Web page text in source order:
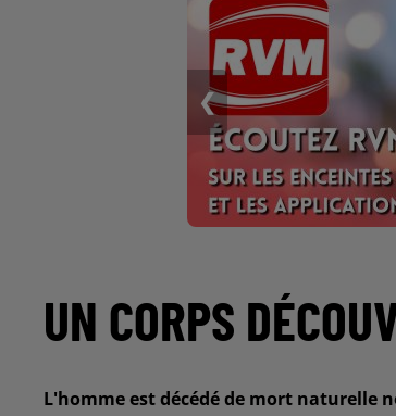
❮
UN CORPS
L'homme est décédé de mort naturelle